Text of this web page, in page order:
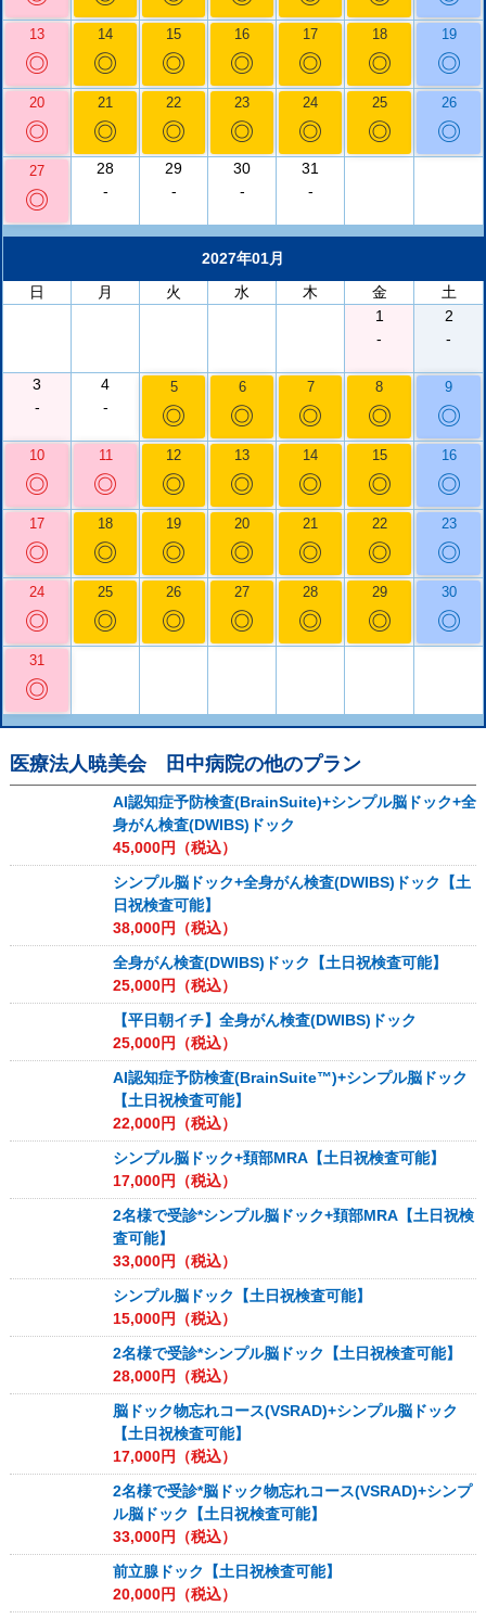
13
◎
14
◎
15
◎
16
◎
17
◎
18
◎
19
◎
20
◎
21
◎
22
◎
23
◎
24
◎
25
◎
26
◎
27
◎
28
-
29
-
30
-
31
-
2027年01月
日
月 火 水 木 金
土
1
-
2
-
3
-
4
-
5
◎
6
◎
7
◎
8
◎
9
◎
10
◎
11
◎
12
◎
13
◎
14
◎
15
◎
16
◎
17
◎
18
◎
19
◎
20
◎
21
◎
22
◎
23
◎
24
◎
25
◎
26
◎
27
◎
28
◎
29
◎
30
◎
31
◎
医療法人暁美会 田中病院の他のプラン
AI認知症予防検査(BrainSuite)+シンプル脳ドック+全
身がん検査(DWIBS)ドック
45,000円（税込）
シンプル脳ドック+全身がん検査(DWIBS)ドック【土
日祝検査可能】
38,000円（税込）
全身がん検査(DWIBS)ドック【土日祝検査可能】
25,000円（税込）
【平日朝イチ】全身がん検査(DWIBS)ドック
25,000円（税込）
AI認知症予防検査(BrainSuite™)+シンプル脳ドック
【土日祝検査可能】
22,000円（税込）
シンプル脳ドック+頚部MRA【土日祝検査可能】
17,000円（税込）
2名様で受診*シンプル脳ドック+頚部MRA【土日祝検
査可能】
33,000円（税込）
シンプル脳ドック【土日祝検査可能】
15,000円（税込）
2名様で受診*シンプル脳ドック【土日祝検査可能】
28,000円（税込）
脳ドック物忘れコース(VSRAD)+シンプル脳ドック
【土日祝検査可能】
17,000円（税込）
2名様で受診*脳ドック物忘れコース(VSRAD)+シンプ
ル脳ドック【土日祝検査可能】
33,000円（税込）
前立腺ドック【土日祝検査可能】
20,000円（税込）